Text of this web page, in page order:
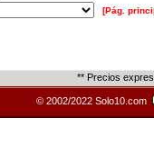
[Pág.
** Precios
© 2002/2022 Solo10.com